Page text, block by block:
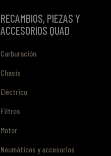
RECAMBIOS, PIEZAS Y
ACCESORIOS QUAD
Carburación
Chasis
Eléctrico
Filtros
Motor
Neumáticos y accesorios